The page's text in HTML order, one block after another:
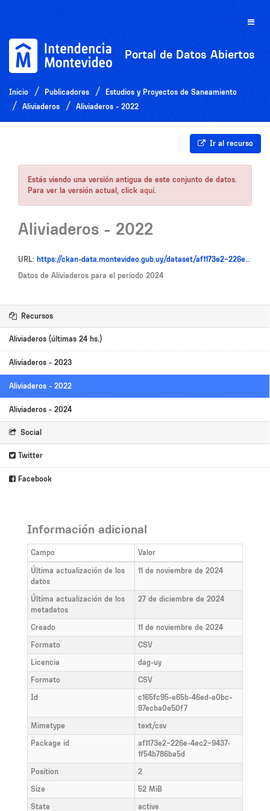
Toggle
Portal de Datos Abiertos
Inicio Publicadores
Estudios y Proyectos de Saneamiento
Aliviaderos
Aliviaderos - 2022
Ir al recurso
Estás viendo una versión antigua de este conjunto de datos.
Para ver la versión actual, click aquí.
Aliviaderos - 2022
URL: https://ckan-data.montevideo.gub.uy/dataset/af1173e2-226e-4ec2-9437-1f54b786ba5d/resource/c165fc95-e65b-46ed-a0bc-97ecba0e50f7/download/aliviaderos_2022_1731357863288.csv
Datos de Aliviaderos para el período 2024
Recursos
Aliviaderos (últimas 24 hs.)
Aliviaderos - 2023
Aliviaderos - 2022
Aliviaderos - 2024
Social
Twitter
Facebook
Información adicional
Campo
Valor
Última actualización de los
datos
11 de noviembre de 2024
Última actualización de los
metadatos
27 de diciembre de 2024
Creado
11 de noviembre de 2024
Formato
CSV
Licencia
dag-uy
Formato
CSV
Id
c165fc95-e65b-46ed-a0bc-
97ecba0e50f7
Mimetype
text/csv
Package id
af1173e2-226e-4ec2-9437-
1f54b786ba5d
Position
2
Size
52 MiB
State
active